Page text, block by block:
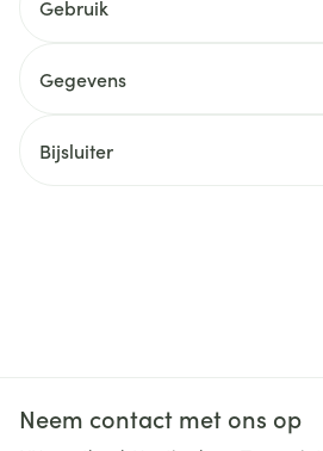
Gebruik
Gegevens
Bijsluiter
Neem contact met ons op